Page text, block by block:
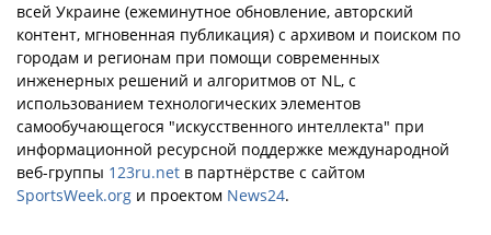
всей Украине (ежеминутное обновление, авторский
контент, мгновенная публикация) с архивом и поиском по
городам и регионам при помощи современных
инженерных решений и алгоритмов от NL, с
использованием технологических элементов
самообучающегося "искусственного интеллекта" при
информационной ресурсной поддержке международной
веб-группы 123ru.net в партнёрстве с сайтом
SportsWeek.org и проектом News24.